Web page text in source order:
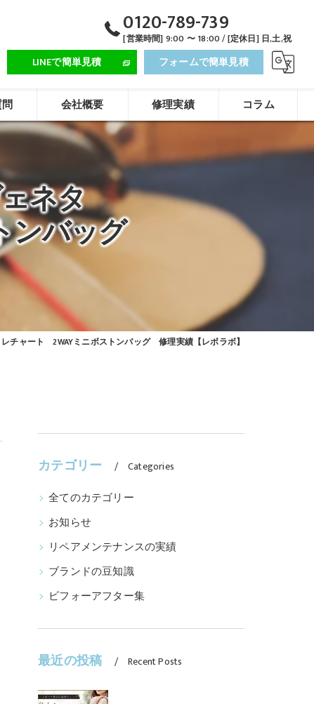
0120-789-739
[営業時間] 9:00 〜 18:00 / [定休日] 日,土,祝
LINEで簡単見積 フォームで簡単見積
会社概要 修理実績 コラム
ネタ
ンバッグ
チャート 2WAYミニボストンバッグ 修理実績【レボラボ】
カテゴリー Categories
全てのカテゴリー
お知らせ
リペアメンテナンスの実績
ブランドの豆知識
ビフォーアフター集
最近の投稿 Recent Posts